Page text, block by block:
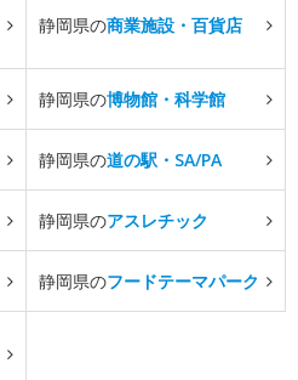
静岡県の商業施設・百貨店
静岡県の博物館・科学館
静岡県の道の駅・SA/PA
静岡県のアスレチック
静岡県のフードテーマパーク